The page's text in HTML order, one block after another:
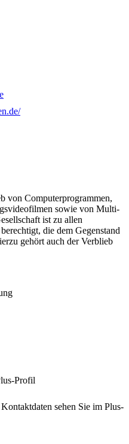
von Computerprogrammen,
sowie von Multi-
ist zu allen
die dem Gegenstand
gehört auch der Verblieb
Profil
sehen Sie im Plus-